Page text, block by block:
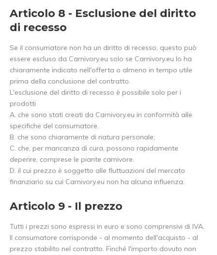
Articolo 8 - Esclusione del diritto
di recesso
Se il consumatore non ha un diritto di recesso, questo può
essere escluso da Carnivory.eu solo se Carnivory.eu lo ha
chiaramente indicato nell'offerta o almeno in tempo utile
prima della conclusione del contratto.
L'esclusione del diritto di recesso è possibile solo per i
prodotti
A. che sono stati creati da Carnivory.eu in conformità alle
specifiche del consumatore.
B. che sono chiaramente di natura personale;
C. che, per mancanza di cura, possono rapidamente
deperire, comprese le piante carnivore.
D. il cui prezzo è soggetto alle fluttuazioni del mercato
finanziario su cui Carnivory.eu non ha alcuna influenza.
Articolo 9 - Il prezzo
Tutti i prezzi sono espressi in euro e sono comprensivi di IVA.
Il consumatore corrisponde - al momento dell'acquisto - al
prezzo stabilito nel contratto. Finché l'importo dovuto non